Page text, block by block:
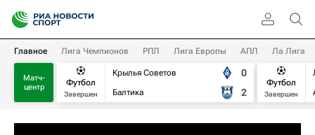
Главное Лига Чемпионов РПЛ Лига Европы АПЛ Ла Лига
Матч-
центр
Футбол
Завершен
Крылья Советов
Балтика
0
2
Футбол
Завершен